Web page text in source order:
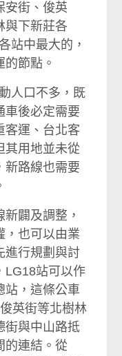
安街、俊英
與下新莊各
站中最大的，
節點。
人口不多，既
車後必定需要
客運、台北客
其用地並未從
新路線也需要
闢及調整，
，也可以由業
進行規劃與討
LG18站可以作
站，這條公車
英街等北樹林
街與中山路抵
的連結。從